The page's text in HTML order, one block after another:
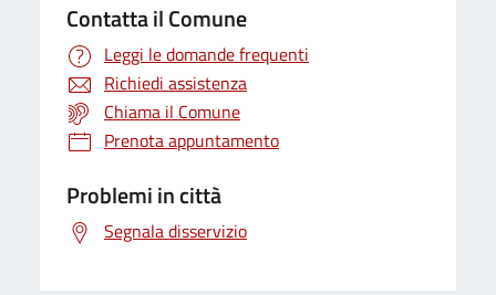
Contatta il Comune
Leggi le domande frequenti
Richiedi assistenza
Chiama il Comune
Prenota appuntamento
Problemi in città
Segnala disservizio